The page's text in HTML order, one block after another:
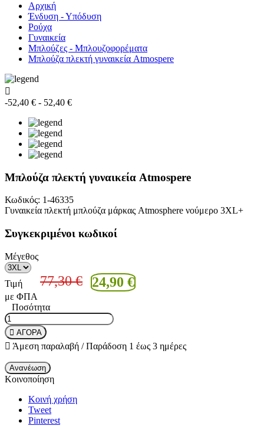
Αρχική
Ένδυση - Υπόδυση
Ρούχα
Γυναικεία
Μπλούζες - Μπλουζοφορέματα
Μπλούζα πλεκτή γυναικεία Atmospere

-52,40 € - 52,40 €
Μπλούζα πλεκτή γυναικεία Atmospere
Κωδικός: 1-46335
Γυναικεία πλεκτή μπλούζα μάρκας Atmosphere νούμερο 3XL+
Συγκεκριμένοι κωδικοί
Μέγεθος
Τιμή 77,30 € 24,90 €
με ΦΠΑ
Ποσότητα
ΑΓΟΡΑ
Άμεση παραλαβή / Παράδoση 1 έως 3 ημέρες
Κοινοποίηση
Κοινή χρήση
Tweet
Pinterest